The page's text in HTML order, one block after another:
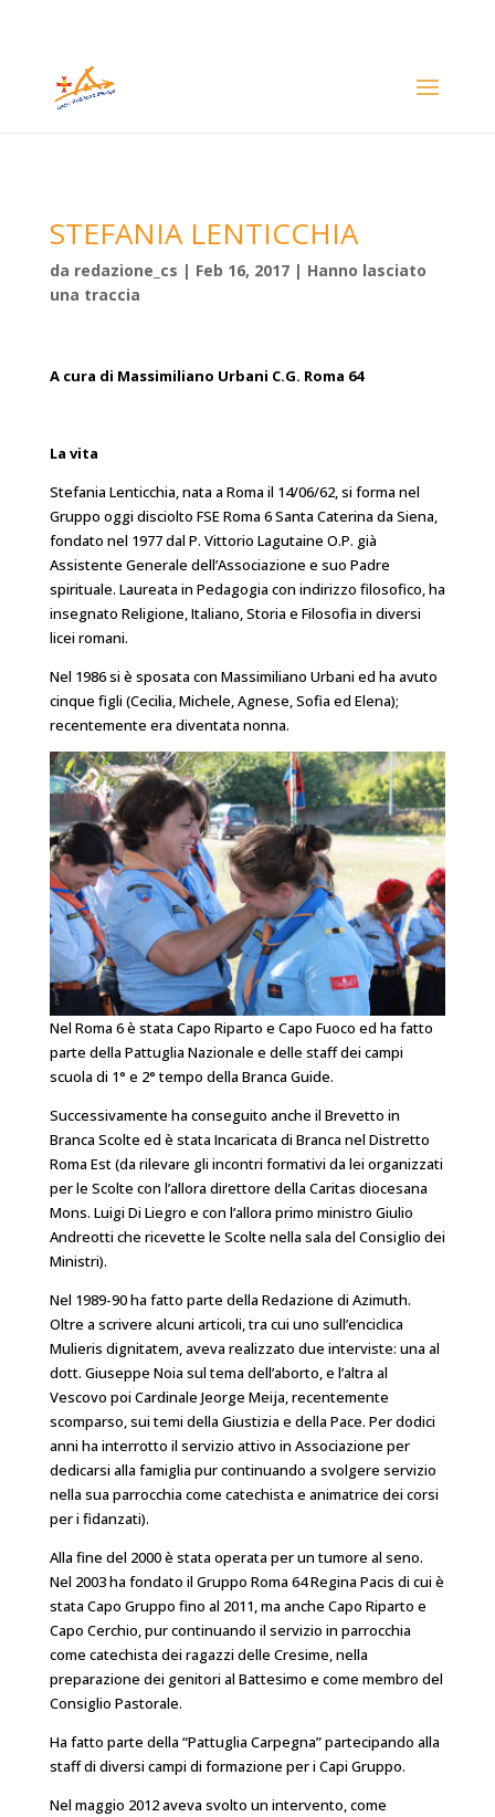
STEFANIA LENTICCHIA
da redazione_cs | Feb 16, 2017| Hanno lasciato
una traccia
A cura di Massimiliano Urbani C.G. Roma 64
La vita
Stefania Lenticchia, nata a Roma il 14/06/62, si forma nel
Gruppo oggi disciolto FSE Roma 6 Santa Caterina da Siena,
fondato nel 1977 dal P. Vittorio Lagutaine O.P. già
Assistente Generale dell’Associazione e suo Padre
spirituale. Laureata in Pedagogia con indirizzo filosofico, ha
insegnato Religione, Italiano, Storia e Filosofia in diversi
licei romani.
Nel 1986 si è sposata con Massimiliano Urbani ed ha avuto
cinque figli (Cecilia, Michele, Agnese, Sofia ed Elena);
recentemente era diventata nonna.
Nel Roma 6 è stata Capo Riparto e Capo Fuoco ed ha fatto
parte della Pattuglia Nazionale e delle staff dei campi
scuola di 1° e 2° tempo della Branca Guide.
Successivamente ha conseguito anche il Brevetto in
Branca Scolte ed è stata Incaricata di Branca nel Distretto
Roma Est (da rilevare gli incontri formativi da lei organizzati
per le Scolte con l’allora direttore della Caritas diocesana
Mons. Luigi Di Liegro e con l’allora primo ministro Giulio
Andreotti che ricevette le Scolte nella sala del Consiglio dei
Ministri).
Nel 1989-90 ha fatto parte della Redazione di Azimuth.
Oltre a scrivere alcuni articoli, tra cui uno sull’enciclica
Mulieris dignitatem, aveva realizzato due interviste: una al
dott. Giuseppe Noia sul tema dell’aborto, e l’altra al
Vescovo poi Cardinale Jeorge Meija, recentemente
scomparso, sui temi della Giustizia e della Pace. Per dodici
anni ha interrotto il servizio attivo in Associazione per
dedicarsi alla famiglia pur continuando a svolgere servizio
nella sua parrocchia come catechista e animatrice dei corsi
per i fidanzati).
Alla fine del 2000 è stata operata per un tumore al seno.
Nel 2003 ha fondato il Gruppo Roma 64 Regina Pacis di cui è
stata Capo Gruppo fino al 2011, ma anche Capo Riparto e
Capo Cerchio, pur continuando il servizio in parrocchia
come catechista dei ragazzi delle Cresime, nella
preparazione dei genitori al Battesimo e come membro del
Consiglio Pastorale.
Ha fatto parte della “Pattuglia Carpegna” partecipando alla
staff di diversi campi di formazione per i Capi Gruppo.
Nel maggio 2012 aveva svolto un intervento, come